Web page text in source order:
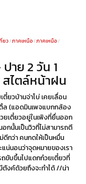
ยว /ภาคเหนือ /ภาคเหนือ /
าย 2 วัน 1
ไตล์หน้าฝน
ตี๋ยวบ้านจ่าโบ่ เคยเลื่อน
ล (แอดมินเพจแบกกล้อง
ยเตี๋ยวอยู่ในเพิงที่ยื่นออก
กนั้นเป็นวิวที่ไม่สามารถตี
ดีกว่า คนกดให้เป็นหมื่น
แน่นอนว่าจุดหมายของเรา
ขับขึ้นไปแดกก๋วยเตี๋ยวที่
ตังค์ด้วยถึงจะทำได้ //น่า